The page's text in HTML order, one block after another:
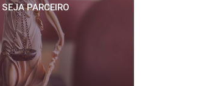
SEJA PARCEIRO